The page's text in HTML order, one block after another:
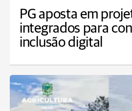
PG aposta em
integrados para
inclusão digital